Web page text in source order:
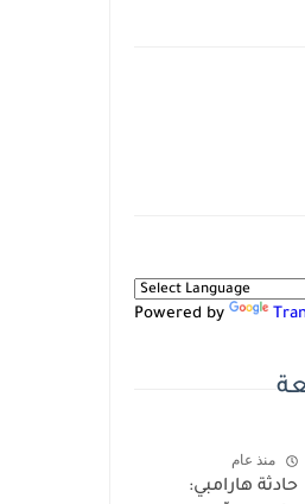
Powered by
منذ عام
حادثة هارامبي: